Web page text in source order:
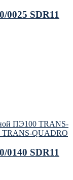
0025 SDR11
ПЭ100 TRANS-
TRANS-QUADRO
0140 SDR11